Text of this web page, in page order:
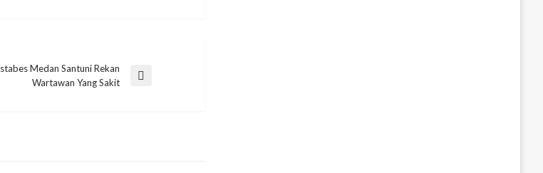
Medan Santuni Rekan
Wartawan Yang Sakit